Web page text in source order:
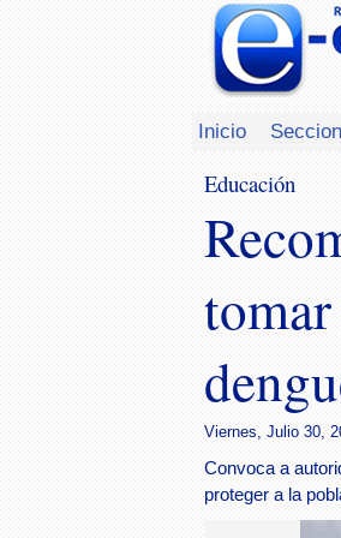
Inicio
Educación
Viernes, Julio 30,
Convoca a
proteger a la